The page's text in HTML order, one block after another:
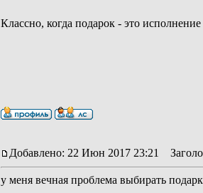
Классно, когда подарок - это
Добавлено: 22 Июн 2017 23:21
у меня вечная проблема выбирать